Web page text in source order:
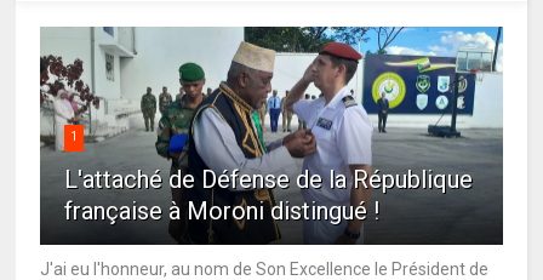
1
L'attaché de Défense de la République
française à Moroni distingué !
J'ai eu l'honneur, au nom de Son Excellence le Président de